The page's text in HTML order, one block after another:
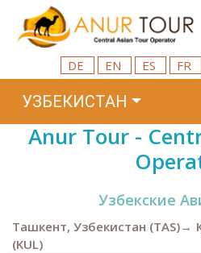
DE EN ES FR
УЗБЕКИСТАН
Anur Tour -
Узбекские
Ташкент, Узбекистан (TAS)→
(KUL)